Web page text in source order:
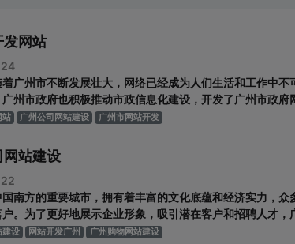
发网站
广州市不断发展壮大，网络已经成为人们生活和工作中不
州市政府也积极推动市政信息化建设，开发了广州市政府
息化平台、广州市医疗卫生信息化平台等一系列在线服务
广州市政府网站是
站 广州公司网站建设 广州市网站开发
网站建设
南方的重要城市，拥有着丰富的文化底蕴和经济实力，众
。为了更好地展示企业形象，吸引潜在客户和招聘人才，
已经成为了一个越来越重要的方式。下面我们重点探讨一
建设 网站开发广州 广州购物网站建设